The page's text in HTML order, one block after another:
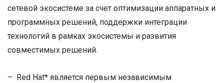
сетевой экосистеме за счет оптимизации аппаратных и
программных решений, поддержки интеграции
технологий в рамках экосистемы и развития
совместимых решений.
– Red Hat* является первым независимым